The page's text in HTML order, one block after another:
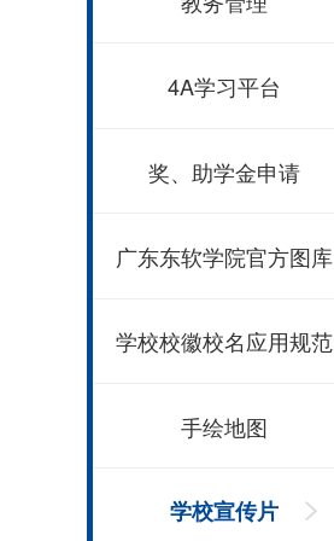
4A学习平台
奖、助学金申请
广东东软学院官方图库
学校校徽校名应用规范
手绘地图
学校宣传片